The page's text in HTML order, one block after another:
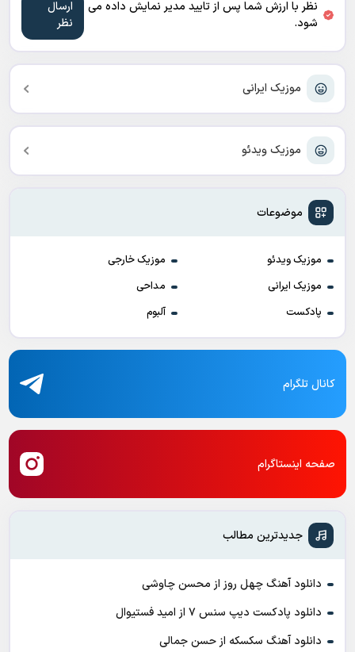
موزیک ایرانی
موزیک ویدئو
موضوعات
موزیک ویدئو
موزیک خارجی
موزیک ایرانی
مداحی
پادکست
آلبوم
نظر با ارزش شما پس از تایید مدیر نمایش داده می
شود.
کانال تلگرام
صفحه اینستاگرام
جدیدترین مطالب
دانلود آهنگ چهل روز از محسن چاوشی
دانلود پادکست ديپ سنس ۷ از اميد فستيوال
دانلود آهنگ سکسکه از حسن جمالی